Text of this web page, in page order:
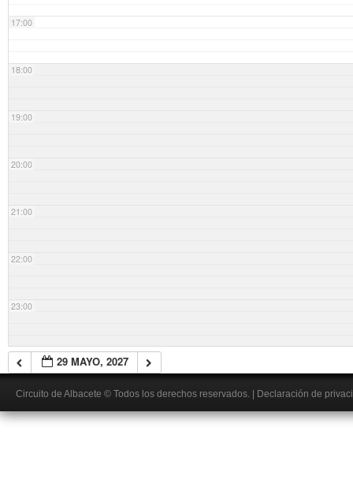
17:00
18:00
19:00
20:00
21:00
22:00
23:00
29 MAYO, 2027
Circuito de Albacete © Todos los derechos reservados. Declaración de